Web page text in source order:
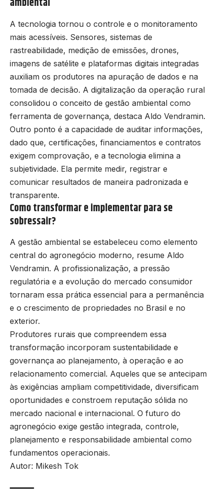
A tecnologia tornou o controle e o monitoramento
mais acessíveis. Sensores, sistemas de
rastreabilidade, medição de emissões, drones,
imagens de satélite e plataformas digitais integradas
auxiliam os produtores na apuração de dados e na
tomada de decisão. A digitalização da operação rural
consolidou o conceito de gestão ambiental como
ferramenta de governança, destaca Aldo Vendramin.
Outro ponto é a capacidade de auditar informações,
dado que, certificações, financiamentos e contratos
exigem comprovação, e a tecnologia elimina a
subjetividade. Ela permite medir, registrar e
comunicar resultados de maneira padronizada e
transparente.
Como transformar e implementar para se
sobressair?
A gestão ambiental se estabeleceu como elemento
central do agronegócio moderno, resume Aldo
Vendramin. A profissionalização, a pressão
regulatória e a evolução do mercado consumidor
tornaram essa prática essencial para a permanência
e o crescimento de propriedades no Brasil e no
exterior.
Produtores rurais que compreendem essa
transformação incorporam sustentabilidade e
governança ao planejamento, à operação e ao
relacionamento comercial. Aqueles que se antecipam
às exigências ampliam competitividade, diversificam
oportunidades e constroem reputação sólida no
mercado nacional e internacional. O futuro do
agronegócio exige gestão integrada, controle,
planejamento e responsabilidade ambiental como
fundamentos operacionais.
Autor: Mikesh Tok